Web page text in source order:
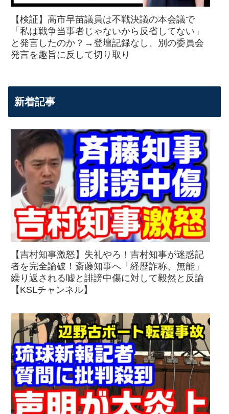
【検証】高市早苗議員は不戦決議の本会議で
「私は戦争当事者じゃないから反省してない」
と発言したのか？→登壇記録なし、別の委員会
発言を趣旨に反して切り取り
新着記事
【吉村知事激怒】失礼やろ！吉村知事が迷惑記
者を完全論破！斎藤知事へ「経歴詐称、無能」
繰り返される嘘と誹謗中傷に対して毅然と反論
【KSLチャンネル】